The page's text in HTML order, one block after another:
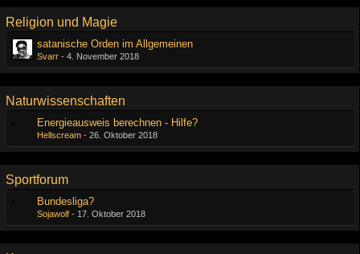
Religion und Magie
satanische Orden im Allgemeinen
Svarr - 4. November 2018
Naturwissenschaften
Energieausweis berechnen - Hilfe?
Hellscream - 26. Oktober 2018
Sportforum
Bundesliga?
Sojawolf - 17. Oktober 2018